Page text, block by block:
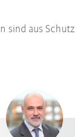
sind aus